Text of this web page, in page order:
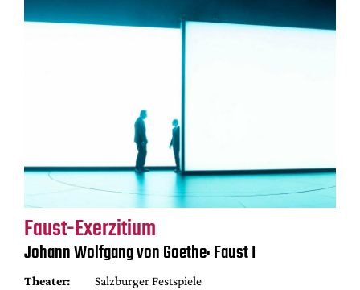
Faust-Exerzitium
Johann Wolfgang von Goethe: Faust I
Theater:
Salzburger Festspiele